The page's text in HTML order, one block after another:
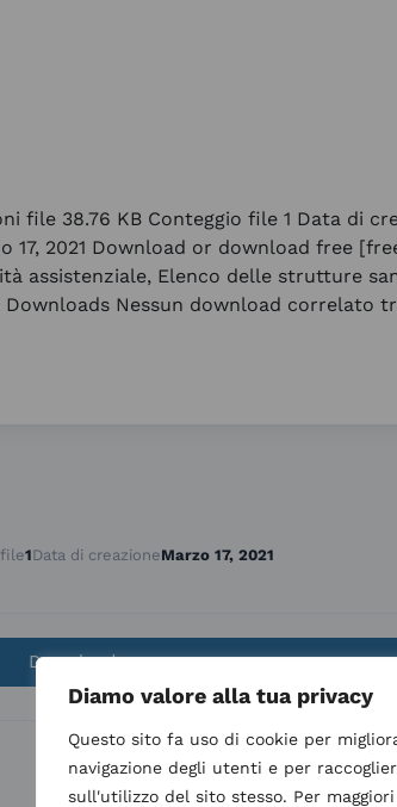
Diamo valore alla tua privacy
Questo sito fa uso di cookie per
navigazione degli utenti e per
sull'utilizzo del sito stesso. Per
file 38.76 KB Conteggio file 1 Data di
17, 2021 Download or download free
assistenziale, Elenco delle strutture
Downloads Nessun download correlato
1Data di creazioneMarzo 17, 2021
Download